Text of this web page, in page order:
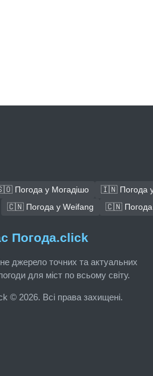
Погода у Могадішо 🇮🇳 Погода у
🇨🇳 Погода у Weifang
🇨🇳 Погода
Погода.click
джерело точних та актуальних
для міст по всьому світу.
© 2026. Всі права захищені.